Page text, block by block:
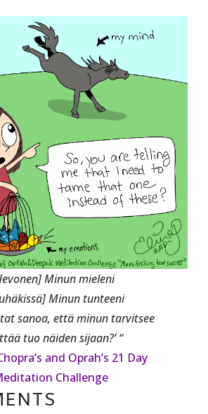
Minun mieleni
Minun tunteeni
sanoa, että minun tarvitsee
tuo näiden sijaan?’ “
and Oprah’s 21 Day
Challenge